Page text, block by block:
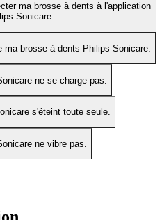
ma brosse à dents à l'application
Sonicare.
ma brosse à dents Philips Sonicare.
ne se charge pas.
s'éteint toute seule.
ne vibre pas.